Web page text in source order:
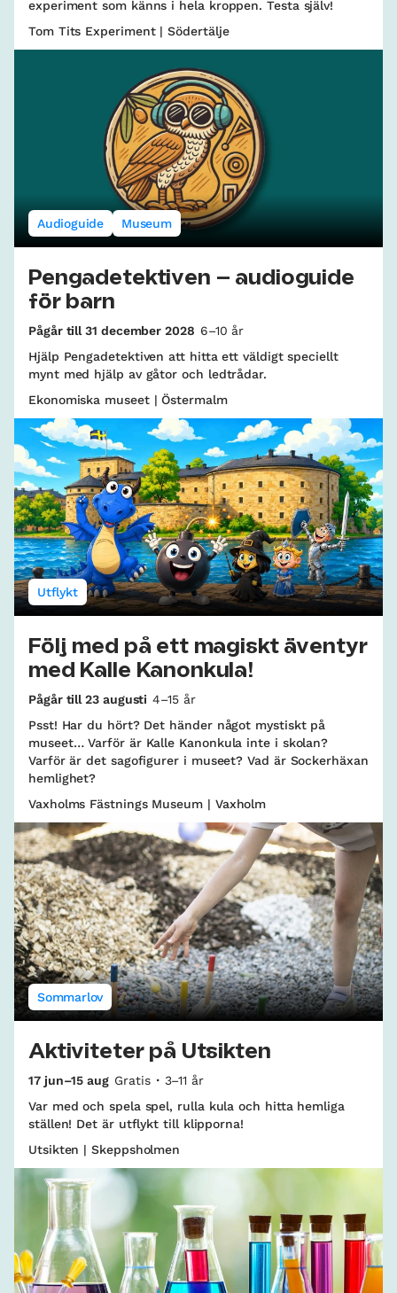
experiment som känns i hela kroppen. Testa själv!
Tom Tits Experiment | Södertälje
Audioguide Museum
Pengadetektiven – audioguide
för barn
Pågår till 31 december 2028 6–10 år
Hjälp Pengadetektiven att hitta ett väldigt speciellt
mynt med hjälp av gåtor och ledtrådar.
Ekonomiska museet | Östermalm
Utflykt
Följ med på ett magiskt äventyr
med Kalle Kanonkula!
Pågår till 23 augusti 4–15 år
Psst! Har du hört? Det händer något mystiskt på
museet… Varför är Kalle Kanonkula inte i skolan?
Varför är det sagofigurer i museet? Vad är Sockerhäxan
hemlighet?
Vaxholms Fästnings Museum | Vaxholm
Sommarlov
Aktiviteter på Utsikten
17 jun–15 aug Gratis
3–11 år
Var med och spela spel, rulla kula och hitta hemliga
ställen! Det är utflykt till klipporna!
Utsikten | Skeppsholmen